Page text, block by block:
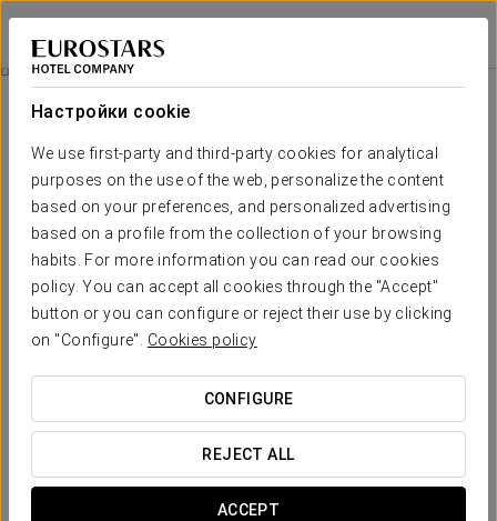
Настройки cookie
We use first-party and third-party cookies for analytical
purposes on the use of the web, personalize the content
based on your preferences, and personalized advertising
based on a profile from the collection of your browsing
habits. For more information you can read our cookies
policy. You can accept all cookies through the "Accept"
button or you can configure or reject their use by clicking
on "Configure". Cookies policy
CONFIGURE
REJECT ALL
ACCEPT
Eurostars Gran Hotel La Toja
ПОНТЕВЕДРА - О-ГРОВЕ
Номера
Необходимые вам комфорт и
отдых
ВEurostars Gran Hotel La Toja 5*199 номеров, большая
часть их имеет террасу и великолепный вид на море или
сад. Всего в отеле 128 стандартных двухместных нмоеров,
5 двухместных номеров повышенной комфортности, 37
стандартных двухместных с видом на море, 17 люксов с
видом на море, 3 президентских люкса и 1 королевский
гостей с ограниченными физическими возможностями по
запросу.
ОСНОВНЫЕ УСЛУГИ